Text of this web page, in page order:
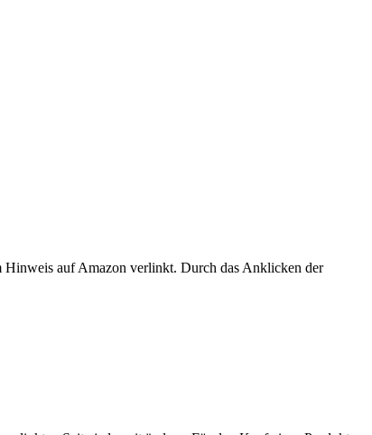
Hinweis auf Amazon verlinkt. Durch das Anklicken der